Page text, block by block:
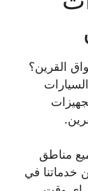
القرين؟
مناطق
خدماتنا في